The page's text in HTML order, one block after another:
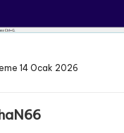
14 Ocak 2026